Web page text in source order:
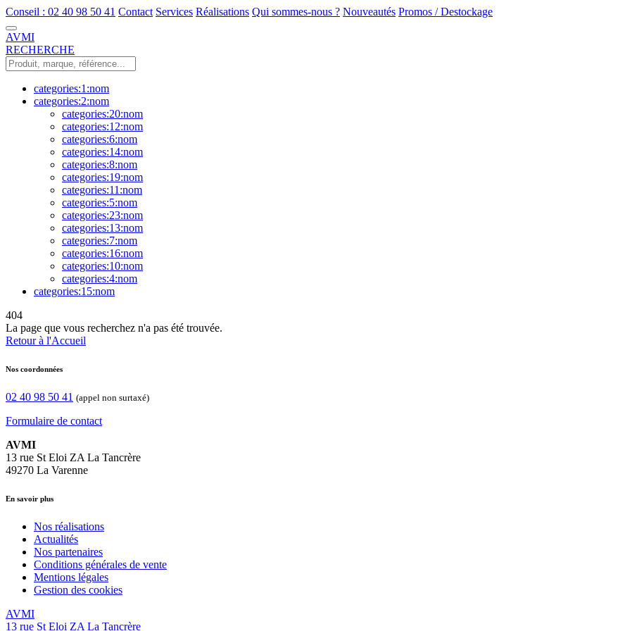
Conseil : 02 40 98 50 41 Contact Services Réalisations Qui sommes-nous ? Nouveautés Promos / Destockage
AVMI
RECHERCHE
categories:1:nom
categories:2:nom
categories:20:nom
categories:12:nom
categories:6:nom
categories:14:nom
categories:8:nom
categories:19:nom
categories:11:nom
categories:5:nom
categories:23:nom
categories:13:nom
categories:7:nom
categories:16:nom
categories:10:nom
categories:4:nom
categories:15:nom
404
La page que vous recherchez n'a pas été trouvée.
Retour à l'Accueil
Nos coordonnées
02 40 98 50 41 (appel non surtaxé)
Formulaire de contact
AVMI
13 rue St Eloi ZA La Tancrère
49270 La Varenne
En savoir plus
Nos réalisations
Actualités
Nos partenaires
Conditions générales de vente
Mentions légales
Gestion des cookies
AVMI
13 rue St Eloi ZA La Tancrère